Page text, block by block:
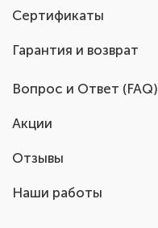
Сертификаты
Гарантия и возврат
Вопрос и Ответ (FAQ)
Акции
Отзывы
Наши работы